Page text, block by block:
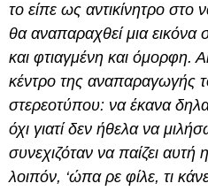
το είπε ως αντικίνητρο
θα αναπαραχθεί μια εικόνα
και φτιαγμένη και όμορφη.
κέντρο της αναπαραγωγής
στερεοτύπου: να έκανα
όχι γιατί δεν ήθελα να
συνεχιζόταν να παίζει αυτή
λοιπόν, ‘ώπα ρε φίλε, τι